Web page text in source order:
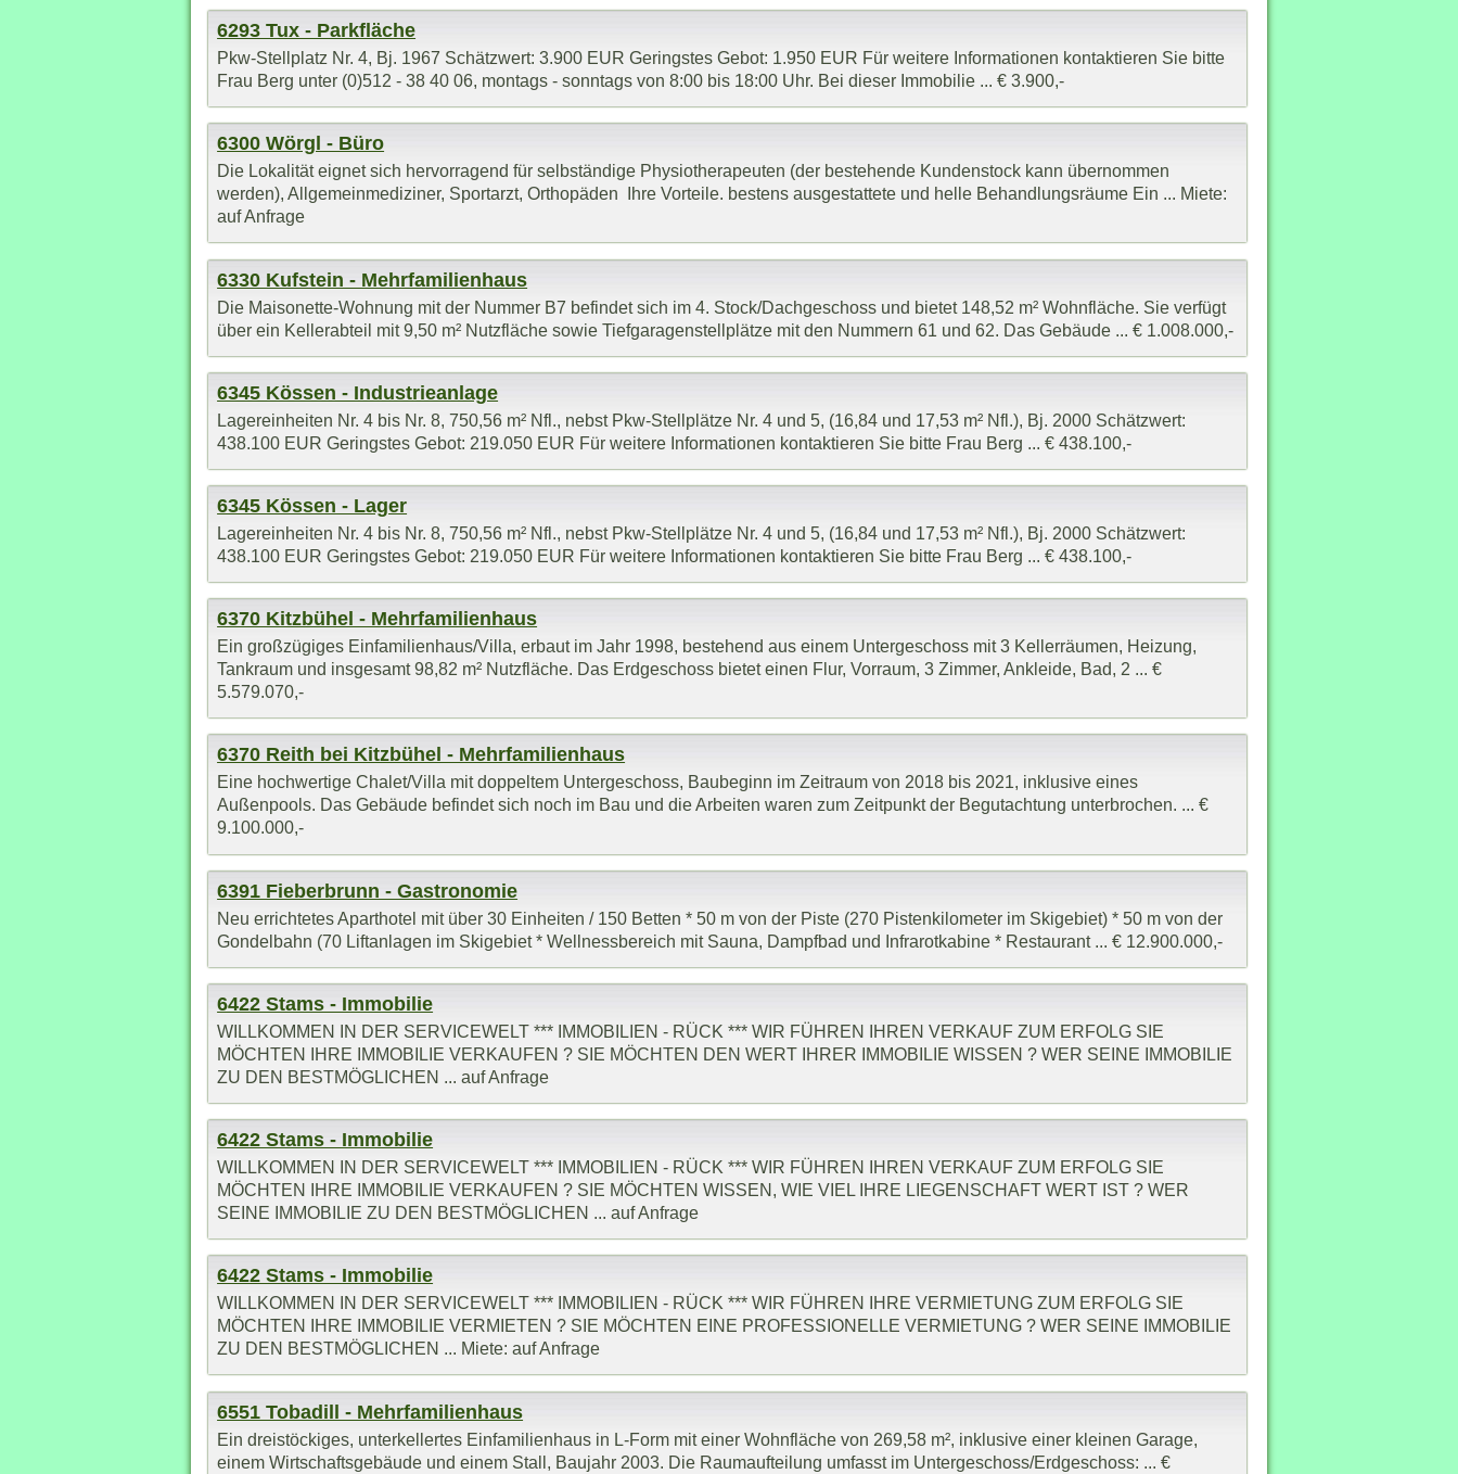
6293 Tux - Parkfläche
Pkw-Stellplatz Nr. 4, Bj. 1967 Schätzwert: 3.900 EUR Geringstes Gebot: 1.950 EUR Für weitere Informationen kontaktieren Sie bitte
Frau Berg unter (0)512 - 38 40 06, montags - sonntags von 8:00 bis 18:00 Uhr. Bei dieser Immobilie ... € 3.900,-
6300 Wörgl - Büro
Die Lokalität eignet sich hervorragend für selbständige Physiotherapeuten (der bestehende Kundenstock kann übernommen
werden), Allgemeinmediziner, Sportarzt, Orthopäden Ihre Vorteile. bestens ausgestattete und helle Behandlungsräume Ein ... Miete:
auf Anfrage
6330 Kufstein - Mehrfamilienhaus
Die Maisonette-Wohnung mit der Nummer B7 befindet sich im 4. Stock/Dachgeschoss und bietet 148,52 m² Wohnfläche. Sie verfügt
über ein Kellerabteil mit 9,50 m² Nutzfläche sowie Tiefgaragenstellplätze mit den Nummern 61 und 62. Das Gebäude ... € 1.008.000,-
6345 Kössen - Industrieanlage
Lagereinheiten Nr. 4 bis Nr. 8, 750,56 m² Nfl., nebst Pkw-Stellplätze Nr. 4 und 5, (16,84 und 17,53 m² Nfl.), Bj. 2000 Schätzwert:
438.100 EUR Geringstes Gebot: 219.050 EUR Für weitere Informationen kontaktieren Sie bitte Frau Berg ... € 438.100,-
6345 Kössen - Lager
Lagereinheiten Nr. 4 bis Nr. 8, 750,56 m² Nfl., nebst Pkw-Stellplätze Nr. 4 und 5, (16,84 und 17,53 m² Nfl.), Bj. 2000 Schätzwert:
438.100 EUR Geringstes Gebot: 219.050 EUR Für weitere Informationen kontaktieren Sie bitte Frau Berg ... € 438.100,-
6370 Kitzbühel - Mehrfamilienhaus
Ein großzügiges Einfamilienhaus/Villa, erbaut im Jahr 1998, bestehend aus einem Untergeschoss mit 3 Kellerräumen, Heizung,
Tankraum und insgesamt 98,82 m² Nutzfläche. Das Erdgeschoss bietet einen Flur, Vorraum, 3 Zimmer, Ankleide, Bad, 2 ... €
5.579.070,-
6370 Reith bei Kitzbühel - Mehrfamilienhaus
Eine hochwertige Chalet/Villa mit doppeltem Untergeschoss, Baubeginn im Zeitraum von 2018 bis 2021, inklusive eines
Außenpools. Das Gebäude befindet sich noch im Bau und die Arbeiten waren zum Zeitpunkt der Begutachtung unterbrochen. ... €
9.100.000,-
6391 Fieberbrunn - Gastronomie
Neu errichtetes Aparthotel mit über 30 Einheiten / 150 Betten * 50 m von der Piste (270 Pistenkilometer im Skigebiet) * 50 m von der
Gondelbahn (70 Liftanlagen im Skigebiet * Wellnessbereich mit Sauna, Dampfbad und Infrarotkabine * Restaurant ... € 12.900.000,-
6422 Stams - Immobilie
WILLKOMMEN IN DER SERVICEWELT *** IMMOBILIEN - RÜCK *** WIR FÜHREN IHREN VERKAUF ZUM ERFOLG SIE
MÖCHTEN IHRE IMMOBILIE VERKAUFEN ? SIE MÖCHTEN DEN WERT IHRER IMMOBILIE WISSEN ? WER SEINE IMMOBILIE
ZU DEN BESTMÖGLICHEN ... auf Anfrage
6422 Stams - Immobilie
WILLKOMMEN IN DER SERVICEWELT *** IMMOBILIEN - RÜCK *** WIR FÜHREN IHREN VERKAUF ZUM ERFOLG SIE
MÖCHTEN IHRE IMMOBILIE VERKAUFEN ? SIE MÖCHTEN WISSEN, WIE VIEL IHRE LIEGENSCHAFT WERT IST ? WER
SEINE IMMOBILIE ZU DEN BESTMÖGLICHEN ... auf Anfrage
6422 Stams - Immobilie
WILLKOMMEN IN DER SERVICEWELT *** IMMOBILIEN - RÜCK *** WIR FÜHREN IHRE VERMIETUNG ZUM ERFOLG SIE
MÖCHTEN IHRE IMMOBILIE VERMIETEN ? SIE MÖCHTEN EINE PROFESSIONELLE VERMIETUNG ? WER SEINE IMMOBILIE
ZU DEN BESTMÖGLICHEN ... Miete: auf Anfrage
6551 Tobadill - Mehrfamilienhaus
Ein dreistöckiges, unterkellertes Einfamilienhaus in L-Form mit einer Wohnfläche von 269,58 m², inklusive einer kleinen Garage,
einem Wirtschaftsgebäude und einem Stall, Baujahr 2003. Die Raumaufteilung umfasst im Untergeschoss/Erdgeschoss: ... €